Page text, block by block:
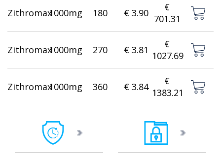
Zithromax1000mg 180 € 3.90
€
701.31
Zithromax1000mg 270 € 3.81
€
1027.69
Zithromax1000mg 360 € 3.84
€
1383.21